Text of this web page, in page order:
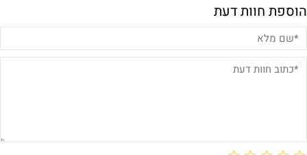
הוספת חוות דעת